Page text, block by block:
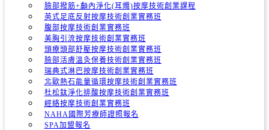
臉部撥筋+顱內淨化(耳燭)按摩技術創業課程
英式足底反射按摩技術創業實務班
腹部按摩技術創業實務班
美胸引流按摩技術創業實務班
頭療頭部舒壓按摩技術創業實務班
臉部活膚溫灸保養技術創業實務班
瑞典式淋巴按摩技術創業實務班
北歐熱石能量循環按摩技術創業實務班
杜松鈦淨化排酸按摩技術創業實務班
經絡按摩技術創業實務班
NAHA國際芳療師證照報名
SPA加盟報名